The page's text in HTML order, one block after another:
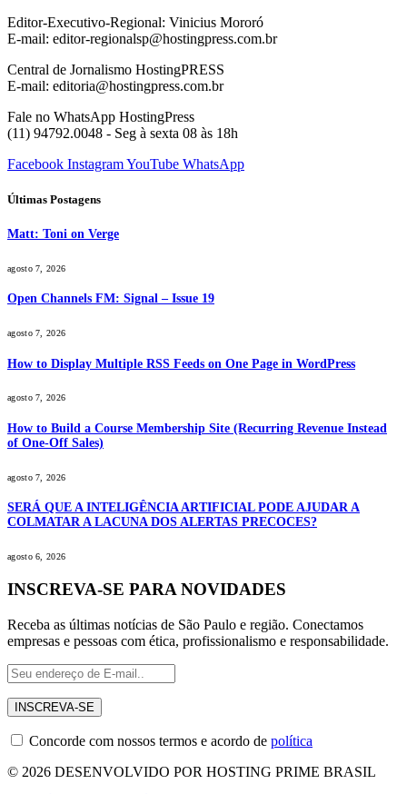
Editor-Executivo-Regional: Vinicius Mororó
E-mail: editor-regionalsp@hostingpress.com.br
Central de Jornalismo HostingPRESS
E-mail: editoria@hostingpress.com.br
Fale no WhatsApp HostingPress
(11) 94792.0048 - Seg à sexta 08 às 18h
Facebook InstagramYouTube WhatsApp
Últimas Postagens
Matt: Toni on Verge
agosto 7, 2026
Open Channels FM: Signal – Issue 19
agosto 7, 2026
How to Display Multiple RSS Feeds on One Page in WordPress
agosto 7, 2026
How to Build a Course Membership Site (Recurring Revenue Instead
of One-Off Sales)
agosto 7, 2026
SERÁ QUE A INTELIGÊNCIA ARTIFICIAL PODE AJUDAR A
COLMATAR A LACUNA DOS ALERTAS PRECOCES?
agosto 6, 2026
INSCREVA-SE PARA NOVIDADES
Receba as últimas notícias de São Paulo e região. Conectamos
empresas e pessoas com ética, profissionalismo e responsabilidade.
Concorde com nossos termos e acordo de política
© 2026 DESENVOLVIDO POR HOSTING PRIME BRASIL